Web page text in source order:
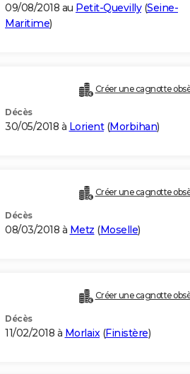
09/08/2018 au Petit-Quevilly(Seine-
Maritime)
Créer une cagnotte
Décès
30/05/2018 à Lorient(Morbihan)
Créer une cagnotte
Décès
08/03/2018 à Metz (Moselle)
Créer une cagnotte
Décès
11/02/2018 à Morlaix(Finistère)